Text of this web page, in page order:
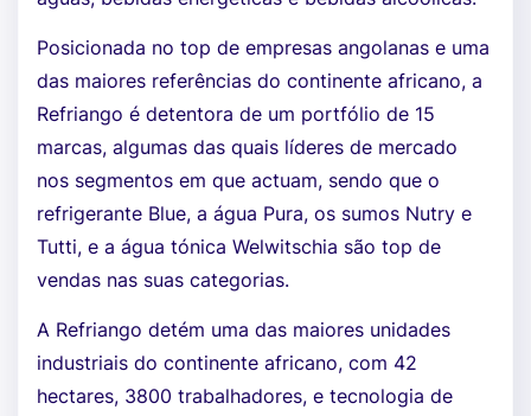
Posicionada no top de empresas angolanas e uma
das maiores referências do continente africano, a
Refriango é detentora de um portfólio de 15
marcas, algumas das quais líderes de mercado
nos segmentos em que actuam, sendo que o
refrigerante Blue, a água Pura, os sumos Nutry e
Tutti, e a água tónica Welwitschia são top de
vendas nas suas categorias.
A Refriango detém uma das maiores unidades
industriais do continente africano, com 42
hectares, 3800 trabalhadores, e tecnologia de